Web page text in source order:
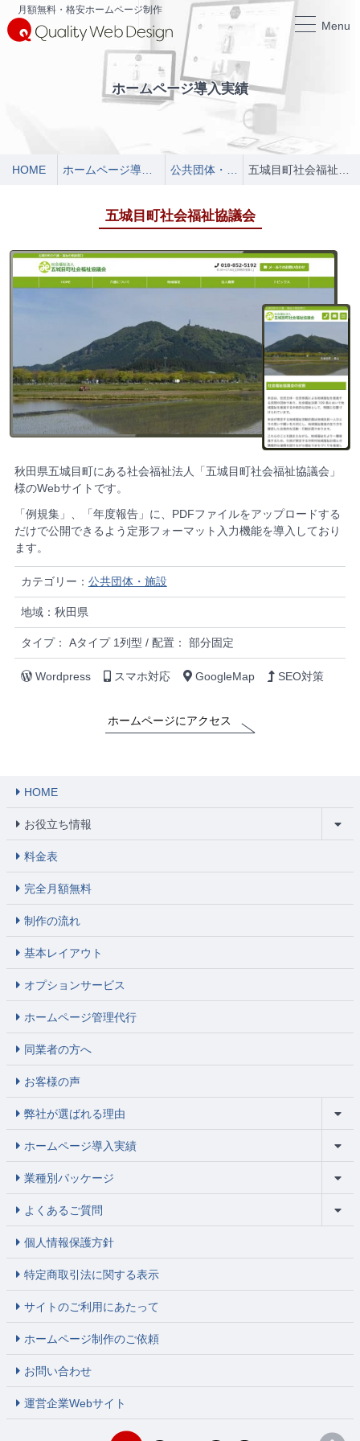
月額無料・格安ホームページ制作
Menu
ホームページ導入実績
HOME ホームページ導入実績
五城目町社会福祉協議会
秋田県五城目町にある社会福祉法人「五城目町社会福祉協議会」
様のWebサイトです。
「例規集」、「年度報告」に、PDFファイルをアップロードする
だけで公開できるよう定形フォーマット入力機能を導入しており
ます。
カテゴリー： 公共団体・施設
地域：秋田県
タイプ： Aタイプ 1列型 / 配置： 部分固定
Wordpress スマホ対応 GoogleMap SEO対策
ホームページにアクセス
HOME
お役立ち情報
料金表
完全月額無料
制作の流れ
基本レイアウト
オプションサービス
ホームページ管理代行
同業者の方へ
お客様の声
弊社が選ばれる理由
ホームページ導入実績
業種別パッケージ
よくあるご質問
個人情報保護方針
特定商取引法に関する表示
サイトのご利用にあたって
ホームページ制作のご依頼
お問い合わせ
運営企業Webサイト